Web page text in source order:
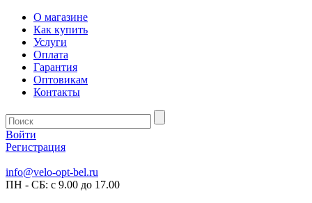
О магазине
Как купить
Услуги
Оплата
Гарантия
Оптовикам
Контакты
Войти
Регистрация
info@velo-opt-bel.ru
ПН - СБ: с 9.00 до 17.00